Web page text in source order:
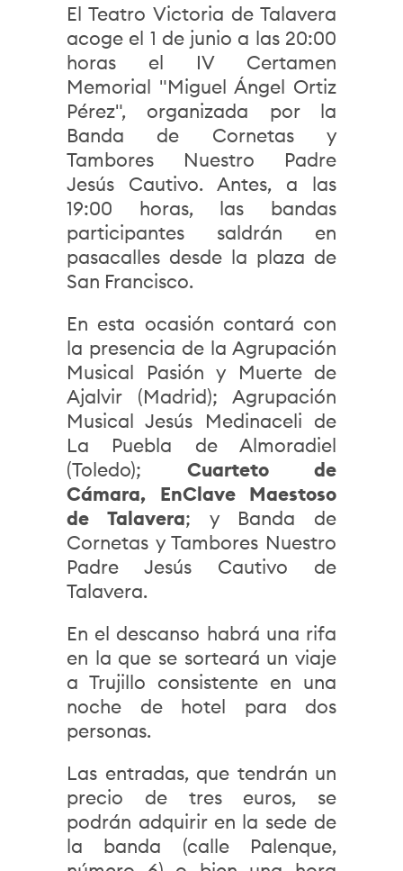
El Teatro Victoria de Talavera
acoge el 1 de junio a las 20:00
horas el IV Certamen
Memorial "Miguel Ángel Ortiz
Pérez", organizada por la
Banda de Cornetas y
Tambores Nuestro Padre
Jesús Cautivo. Antes, a las
19:00 horas, las bandas
participantes saldrán en
pasacalles desde la plaza de
San Francisco.
En esta ocasión contará con
la presencia de la Agrupación
Musical Pasión y Muerte de
Ajalvir (Madrid); Agrupación
Musical Jesús Medinaceli de
La Puebla de Almoradiel
(Toledo); Cuarteto de
Cámara, EnClave Maestoso
de Talavera; y Banda de
Cornetas y Tambores Nuestro
Padre Jesús Cautivo de
Talavera.
En el descanso habrá una rifa
en la que se sorteará un viaje
a Trujillo consistente en una
noche de hotel para dos
personas.
Las entradas, que tendrán un
precio de tres euros, se
podrán adquirir en la sede de
la banda (calle Palenque,